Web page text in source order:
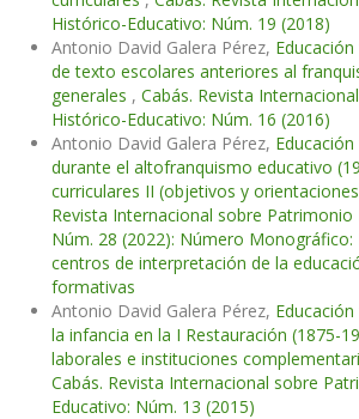
Histórico-Educativo: Núm. 19 (2018)
Antonio David Galera Pérez,
de texto escolares anteriores al
generales , Cabás. Revista
Histórico-Educativo: Núm. 16 (2016)
Antonio David Galera Pérez,
durante el altofranquismo educativo
curriculares II (objetivos y
Revista Internacional sobre Patrimonio
Núm. 28 (2022): Número
centros de interpretación de la
formativas
Antonio David Galera Pérez,
la infancia en la I Restauración (1875-
laborales e instituciones
Cabás. Revista Internacional sobre
Educativo: Núm. 13 (2015)